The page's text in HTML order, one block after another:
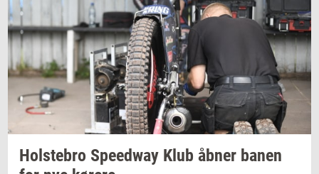
Holste­bro Spe­edway Klub åbner banen